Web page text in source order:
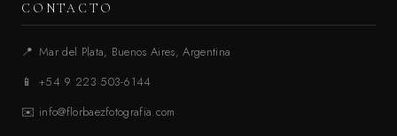
CONTACTO
📍 Mar del Plata, Buenos Aires, Argentina
📱
+54 9 223 503-6144
✉️ info@florbaezfotografia.com